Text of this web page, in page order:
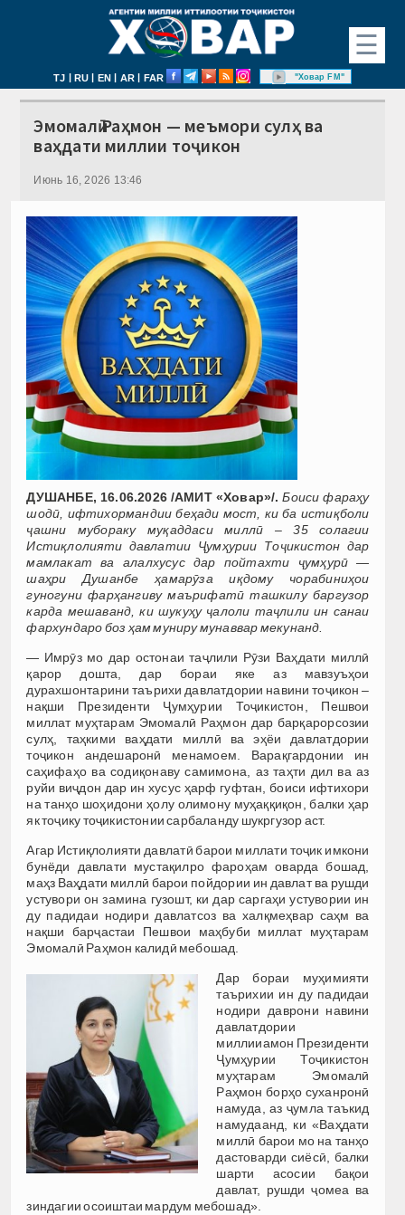
☰
TJ | RU | EN | AR | FAR "Ховар FM"
Эмомалӣ Раҳмон — меъмори сулҳ ва
ваҳдати миллии тоҷикон
Июнь 16, 2026 13:46
ДУШАНБЕ, 16.06.2026 /АМИТ «Ховар»/. Боиси фараҳу
шодӣ, ифтихормандии беҳади мост, ки ба истиқболи
ҷашни мубораку муқаддаси миллӣ – 35 солагии
Истиқлолияти давлатии Ҷумҳурии Тоҷикистон дар
мамлакат ва алалхусус дар пойтахти ҷумҳурӣ —
шаҳри Душанбе ҳамарӯза иқдому чорабиниҳои
гуногуни фарҳангиву маърифатӣ ташкилу баргузор
карда мешаванд, ки шукуҳу ҷалоли таҷлили ин санаи
фархундаро боз ҳам муниру мунаввар мекунанд.
— Имрӯз мо дар остонаи таҷлили Рӯзи Ваҳдати миллӣ
қарор дошта, дар бораи яке аз мавзуъҳои
дурахшонтарини таърихи давлатдории навини тоҷикон –
нақши Президенти Ҷумҳурии Тоҷикистон, Пешвои
миллат муҳтарам Эмомалӣ Раҳмон дар барқарорсозии
сулҳ, таҳкими ваҳдати миллӣ ва эҳёи давлатдории
тоҷикон андешаронӣ менамоем. Варақгардонии ин
саҳифаҳо ва содиқонаву самимона, аз таҳти дил ва аз
руйи виҷдон дар ин хусус ҳарф гуфтан, боиси ифтихори
на танҳо шоҳидони ҳолу олимону муҳаққиқон, балки ҳар
як тоҷику тоҷикистонии сарбаланду шукргузор аст.
Агар Истиқлолияти давлатӣ барои миллати тоҷик имкони
бунёди давлати мустақилро фароҳам оварда бошад,
маҳз Ваҳдати миллӣ барои пойдории ин давлат ва рушди
устувори он замина гузошт, ки дар саргаҳи устувории ин
ду падидаи нодири давлатсоз ва халқмеҳвар саҳм ва
нақши барҷастаи Пешвои маҳбуби миллат муҳтарам
Эмомалӣ Раҳмон калидӣ мебошад.
Дар бораи муҳимияти
таърихии ин ду падидаи
нодири даврони навини
давлатдории
миллииамон Президенти
Ҷумҳурии Тоҷикистон
муҳтарам Эмомалӣ
Раҳмон борҳо суханронӣ
намуда, аз ҷумла таъкид
намудаанд, ки «Ваҳдати
миллӣ барои мо на танҳо
дастоварди сиёсӣ, балки
шарти асосии бақои
давлат, рушди ҷомеа ва
зиндагии осоиштаи мардум мебошад».